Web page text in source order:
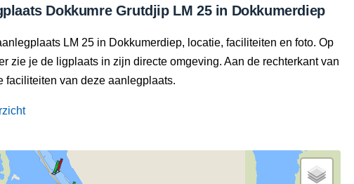
Dokkumre Grutdjip LM 25 in Dokkumerdiep
LM 25 in Dokkumerdiep, locatie, faciliteiten en foto. Op
zie je de ligplaats in zijn directe omgeving. Aan de rechterkant van
faciliteiten van deze aanlegplaats.